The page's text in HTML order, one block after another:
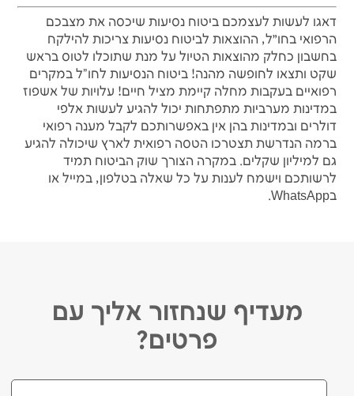
דאגו לעשות לעצמכם ביטוח נסיעות שיכסה את מצבכם
הרפואי בחו״ל, ההוצאות לביטוח נסיעות צריכות להילקח
בחשבון כחלק מהוצאות הטיול על מנת שתוכלו לטוס בראש
שקט ותצאו לחופשה מהנה! ביטוח הנסיעות לחו"ל במקרים
רפואיים בעקבות מחלה קיימת מציל חיים! עלויות של אשפוז
במדינות מערביות מתפתחות יכול להגיע לעשות אלפי
דולרים ובמדינות בהן אין באפשרותכם לקבל מענה רפואי
ברמה הנדרשת תצטרכו הטסה רפואית לארץ שיכולה להגיע
גם למיליון שקלים. במקרה הצורך שוק הביטוח תמיד
לרשותכם וישמח לענות על כל שאלה בטלפון, במייל או
בWhatsApp.
מעדיף שנחזור אליך עם
פרטים?